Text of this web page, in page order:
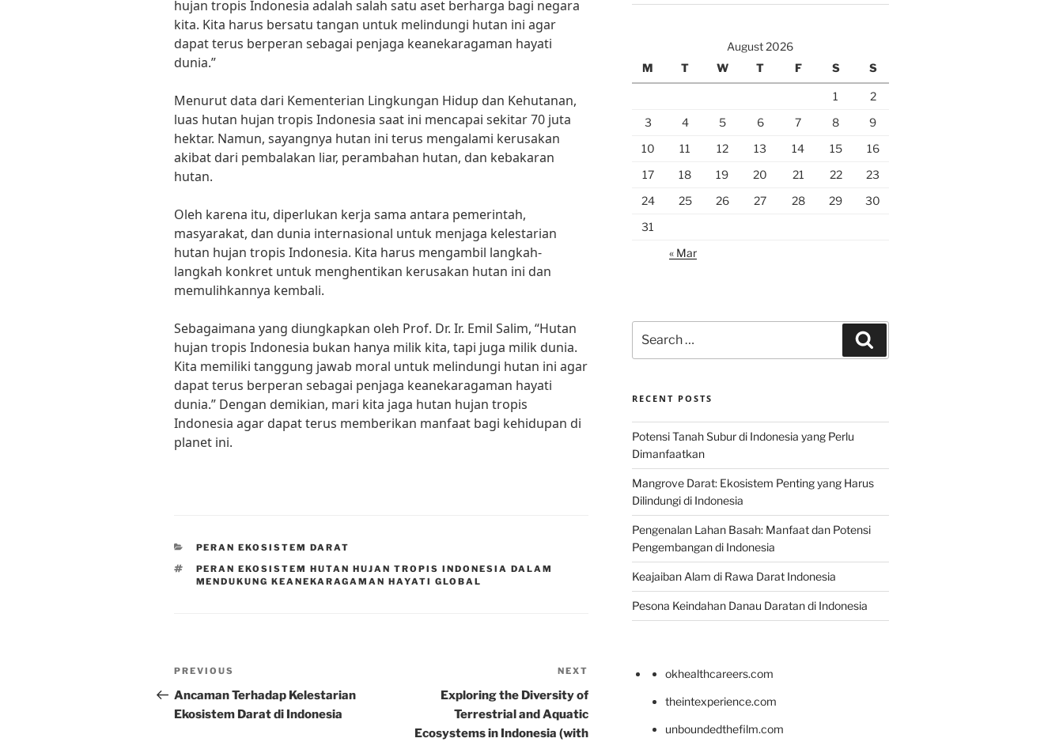
hujan tropis Indonesia adalah salah satu aset berharga bagi negara
kita. Kita harus bersatu tangan untuk melindungi hutan ini agar
dapat terus berperan sebagai penjaga keanekaragaman hayati
dunia.”
Menurut data dari Kementerian Lingkungan Hidup dan Kehutanan,
luas hutan hujan tropis Indonesia saat ini mencapai sekitar 70 juta
hektar. Namun, sayangnya hutan ini terus mengalami kerusakan
akibat dari pembalakan liar, perambahan hutan, dan kebakaran
hutan.
Oleh karena itu, diperlukan kerja sama antara pemerintah,
masyarakat, dan dunia internasional untuk menjaga kelestarian
hutan hujan tropis Indonesia. Kita harus mengambil langkah-
langkah konkret untuk menghentikan kerusakan hutan ini dan
memulihkannya kembali.
Sebagaimana yang diungkapkan oleh Prof. Dr. Ir. Emil Salim, “Hutan
hujan tropis Indonesia bukan hanya milik kita, tapi juga milik dunia.
Kita memiliki tanggung jawab moral untuk melindungi hutan ini agar
dapat terus berperan sebagai penjaga keanekaragaman hayati
dunia.” Dengan demikian, mari kita jaga hutan hujan tropis
Indonesia agar dapat terus memberikan manfaat bagi kehidupan di
planet ini.
CATEGORIES
PERAN EKOSISTEM DARAT
TAGS
PERAN EKOSISTEM HUTAN HUJAN TROPIS INDONESIA DALAM
MENDUKUNG KEANEKARAGAMAN HAYATI GLOBAL
Post
navigation
Previous
Post
PREVIOUS
Ancaman Terhadap Kelestarian
Ekosistem Darat di Indonesia
Post
NEXT
Exploring the Diversity of
Terrestrial and Aquatic
Ecosystems in Indonesia (with
August 2026
M
T W T F S S
1
2
3
4 5 6 7 8
9
10
11 12 13 14 15
16
17
18 19 20 21 22
23
24
25 26 27 28 29
30
31
« Mar
for:
RECENT POSTS
Potensi Tanah Subur di Indonesia yang Perlu
Dimanfaatkan
Mangrove Darat: Ekosistem Penting yang Harus
Dilindungi di Indonesia
Pengenalan Lahan Basah: Manfaat dan Potensi
Pengembangan di Indonesia
Keajaiban Alam di Rawa Darat Indonesia
Pesona Keindahan Danau Daratan di Indonesia
okhealthcareers.com
theintexperience.com
unboundedthefilm.com